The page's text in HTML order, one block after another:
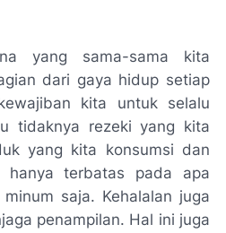
yang sama-sama kita
dari gaya hidup setiap
kita untuk selalu
tidaknya rezeki yang kita
yang kita konsumsi dan
hanya terbatas pada apa
saja. Kehalalan juga
penampilan. Hal ini juga